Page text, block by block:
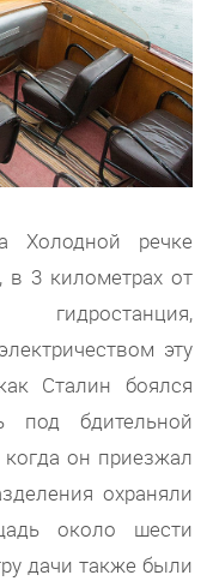
Холодной речке
в 3 километрах от
эту
Сталин боялся
под бдительной
когда он приезжал
охраняли
около шести
дачи также были